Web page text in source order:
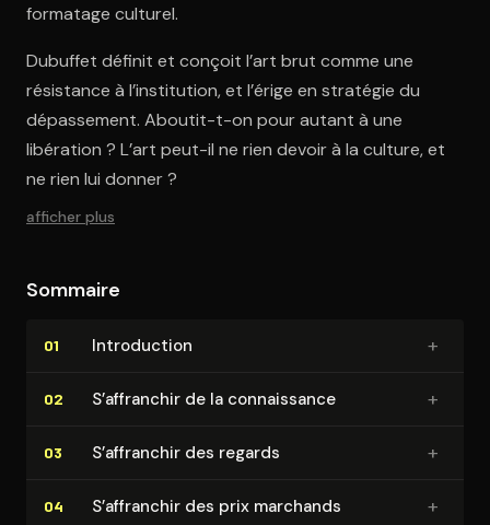
formatage culturel.
Dubuffet définit et conçoit l’art brut comme une
résistance à l’institution, et l’érige en stratégie du
dépassement. Aboutit-t-on pour autant à une
libération ? L’art peut-il ne rien devoir à la culture, et
ne rien lui donner ?
afficher plus
Sommaire
01 In­tro­duc­tion +
02 S’affranchir de la connais­sance +
03 S’affranchir des regards +
04 S’affranchir des prix marchands +